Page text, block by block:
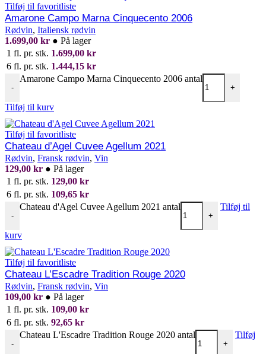
Tilføj til favoritliste
Amarone Campo Marna Cinquecento 2006
Rødvin, Italiensk rødvin
1.699,00 kr ● På lager
1 fl. pr. stk. 1.699,00 kr
6 fl. pr. stk. 1.444,15 kr
-
Amarone Campo Marna Cinquecento 2006 antal
+
Tilføj til kurv
Tilføj til favoritliste
Chateau d’Agel Cuvee Agellum 2021
Rødvin, Fransk rødvin, Vin
129,00 kr ● På lager
1 fl. pr. stk. 129,00 kr
6 fl. pr. stk. 109,65 kr
-
Chateau d'Agel Cuvee Agellum 2021 antal
+
Tilføj til
kurv
Tilføj til favoritliste
Chateau L’Escadre Tradition Rouge 2020
Rødvin, Fransk rødvin, Vin
109,00 kr ● På lager
1 fl. pr. stk. 109,00 kr
6 fl. pr. stk. 92,65 kr
-
Chateau L'Escadre Tradition Rouge 2020 antal
+
Tilføj